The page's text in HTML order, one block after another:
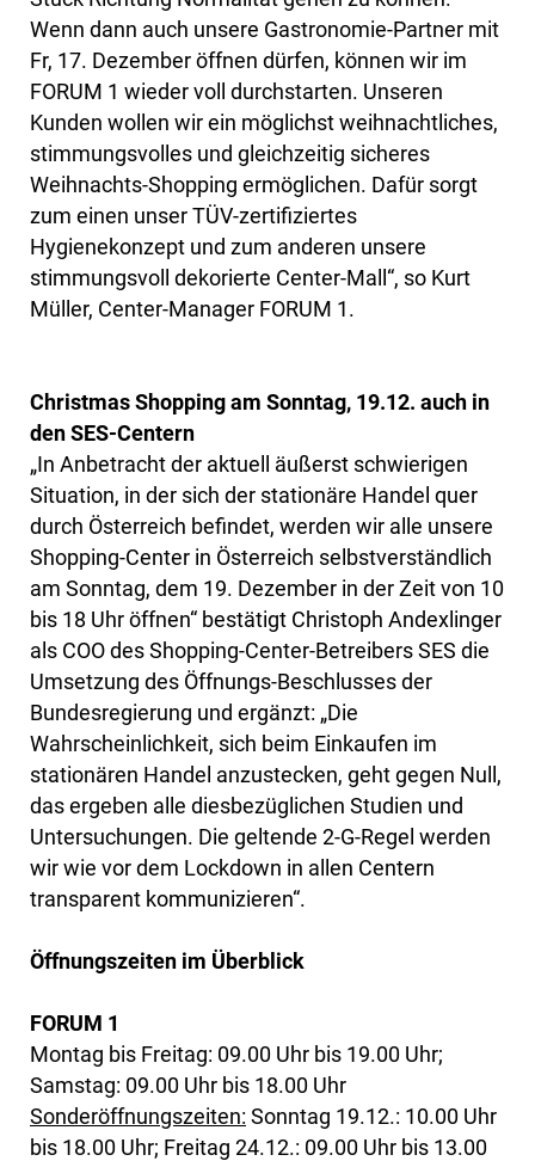
Wenn dann auch unsere Gastronomie-Partner mit
Fr, 17. Dezember öffnen dürfen, können wir im
FORUM 1 wieder voll durchstarten. Unseren
Kunden wollen wir ein möglichst weihnachtliches,
stimmungsvolles und gleichzeitig sicheres
Weihnachts-Shopping ermöglichen. Dafür sorgt
zum einen unser TÜV-zertifiziertes
Hygienekonzept und zum anderen unsere
stimmungsvoll dekorierte Center-Mall“, so Kurt
Müller, Center-Manager FORUM 1.
Christmas Shopping am Sonntag, 19.12. auch in
den SES-Centern
„In Anbetracht der aktuell äußerst schwierigen
Situation, in der sich der stationäre Handel quer
durch Österreich befindet, werden wir alle unsere
Shopping-Center in Österreich selbstverständlich
am Sonntag, dem 19. Dezember in der Zeit von 10
bis 18 Uhr öffnen“ bestätigt Christoph Andexlinger
als COO des Shopping-Center-Betreibers SES die
Umsetzung des Öffnungs-Beschlusses der
Bundesregierung und ergänzt: „Die
Wahrscheinlichkeit, sich beim Einkaufen im
stationären Handel anzustecken, geht gegen Null,
das ergeben alle diesbezüglichen Studien und
Untersuchungen. Die geltende 2-G-Regel werden
wir wie vor dem Lockdown in allen Centern
transparent kommunizieren“.
Öffnungszeiten im Überblick
FORUM 1
Montag bis Freitag: 09.00 Uhr bis 19.00 Uhr;
Samstag: 09.00 Uhr bis 18.00 Uhr
Sonderöffnungszeiten: Sonntag 19.12.: 10.00 Uhr
bis 18.00 Uhr; Freitag 24.12.: 09.00 Uhr bis 13.00